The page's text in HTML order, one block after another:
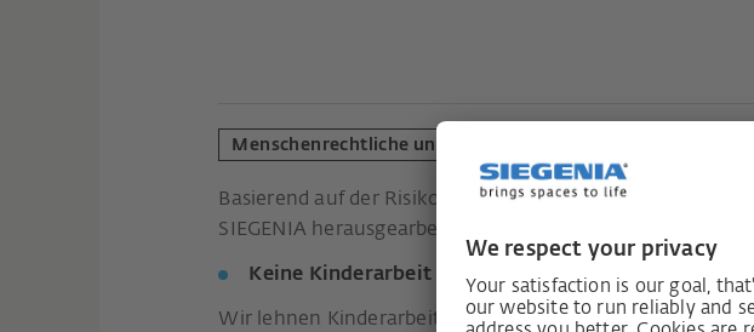
Menschenrechtliche und umweltbezogene Risiken
Basierend auf der Risikoanalyse haben wir priorisierend
SIEGENIA herausgearbeitet:
Keine Kinderarbeit
Wir lehnen Kinderarbeit strikt ab. Wir achten die